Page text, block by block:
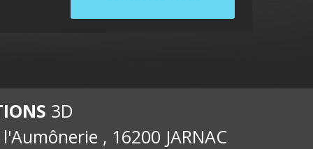
3D
, 16200 JARNAC